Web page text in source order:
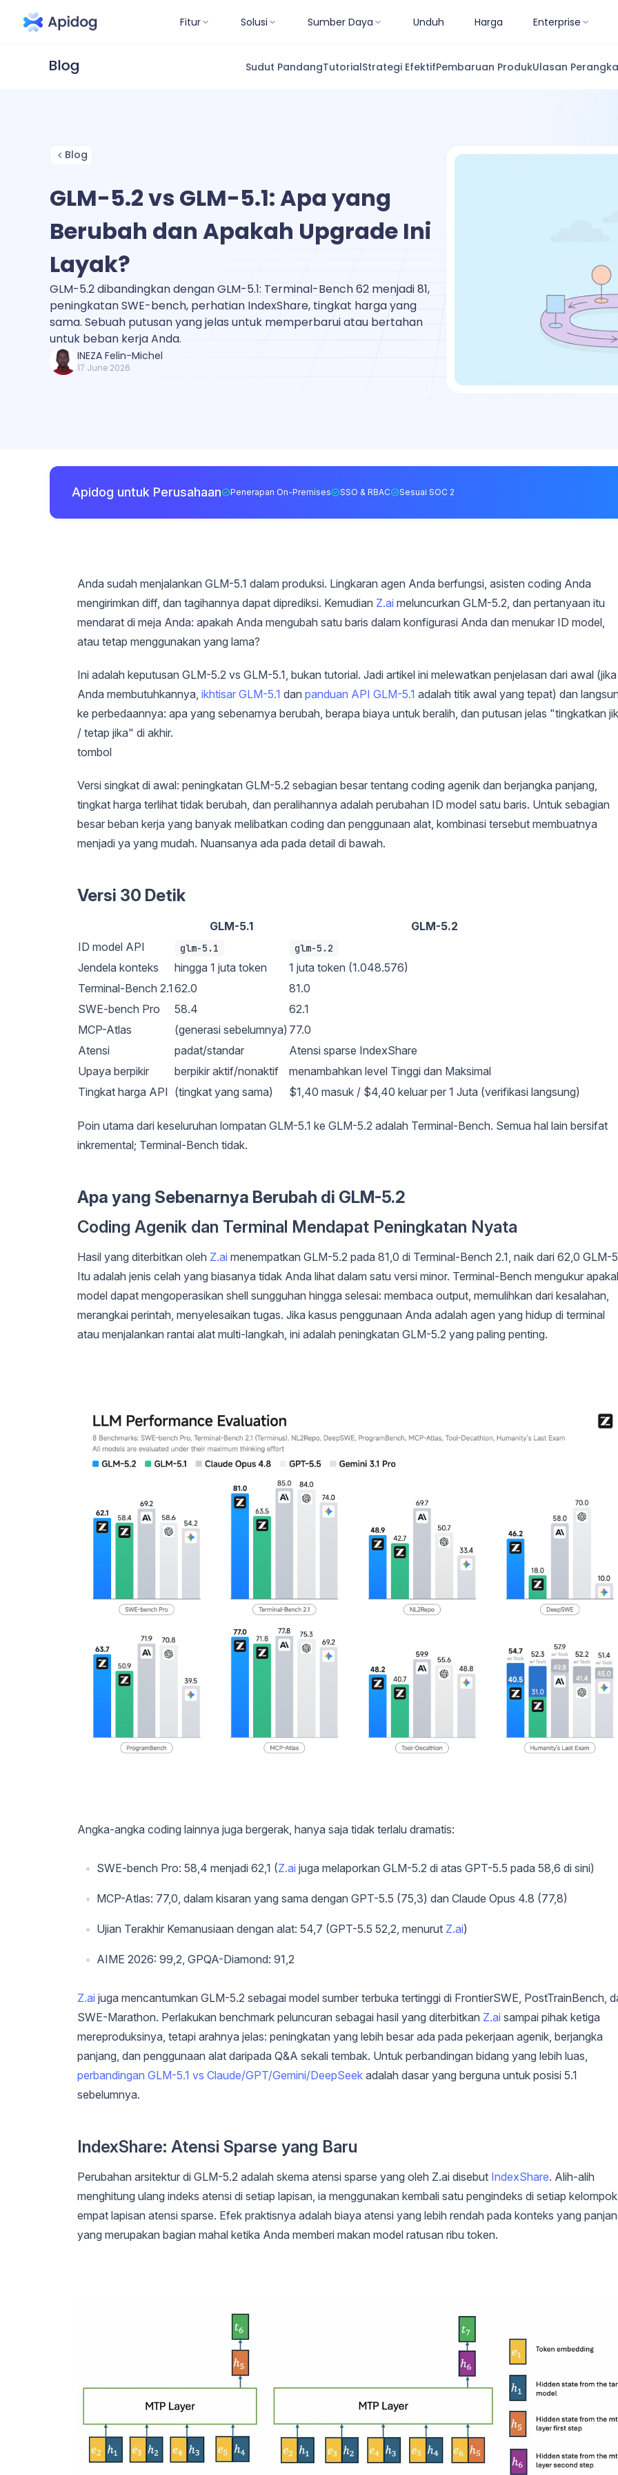
Fitur Solusi Sumber Daya Unduh Harga Enterprise
Sudut PandangTutorialStrategi EfektifPembaruan ProdukUlasan
Blog
GLM-5.2 vs GLM-5.1: Apa yang
Berubah dan Apakah Upgrade Ini
Layak?
GLM-5.2 dibandingkan dengan GLM-5.1: Terminal-Bench 62 menjadi 81,
peningkatan SWE-bench, perhatian IndexShare, tingkat harga yang
sama. Sebuah putusan yang jelas untuk memperbarui atau bertahan
untuk beban kerja Anda.
INEZA Felin-Michel
17 June 2026
Apidog untuk Perusahaan Penerapan On-Premises SSO & RBAC Sesuai SOC 2
Anda sudah menjalankan GLM-5.1 dalam produksi. Lingkaran agen Anda berfungsi, asisten coding Anda
mengirimkan diff, dan tagihannya dapat diprediksi. Kemudian Z.ai meluncurkan GLM-5.2, dan pertanyaan itu
mendarat di meja Anda: apakah Anda mengubah satu baris dalam konfigurasi Anda dan menukar ID model,
atau tetap menggunakan yang lama?
Ini adalah keputusan GLM-5.2 vs GLM-5.1, bukan tutorial. Jadi artikel ini melewatkan penjelasan dari awal (jika
Anda membutuhkannya, ikhtisar GLM-5.1 dan panduan API GLM-5.1 adalah titik awal yang tepat) dan
ke perbedaannya: apa yang sebenarnya berubah, berapa biaya untuk beralih, dan putusan jelas "tingkatkan
/ tetap jika" di akhir.
tombol
Versi singkat di awal: peningkatan GLM-5.2 sebagian besar tentang coding agenik dan berjangka panjang,
tingkat harga terlihat tidak berubah, dan peralihannya adalah perubahan ID model satu baris. Untuk sebagian
besar beban kerja yang banyak melibatkan coding dan penggunaan alat, kombinasi tersebut membuatnya
menjadi ya yang mudah. Nuansanya ada pada detail di bawah.
Versi 30 Detik
GLM-5.1
GLM-5.2
ID model API
glm-5.1 glm-5.2
Jendela konteks hingga 1 juta token
1 juta token (1.048.576)
Terminal-Bench 2.162.0
81.0
SWE-bench Pro
58.4
62.1
MCP-Atlas
(generasi sebelumnya) 77.0
Atensi
padat/standar
Atensi sparse IndexShare
Upaya berpikir
berpikir aktif/nonaktif
menambahkan level Tinggi dan Maksimal
Tingkat harga API (tingkat yang sama) $1,40 masuk / $4,40 keluar per 1 Juta (verifikasi langsung)
Poin utama dari keseluruhan lompatan GLM-5.1 ke GLM-5.2 adalah Terminal-Bench. Semua hal lain bersifat
inkremental; Terminal-Bench tidak.
Apa yang Sebenarnya Berubah di GLM-5.2
Coding Agenik dan Terminal Mendapat Peningkatan Nyata
Hasil yang diterbitkan oleh Z.ai menempatkan GLM-5.2 pada 81,0 di Terminal-Bench 2.1, naik dari 62,0 GLM-
Itu adalah jenis celah yang biasanya tidak Anda lihat dalam satu versi minor. Terminal-Bench mengukur
model dapat mengoperasikan shell sungguhan hingga selesai: membaca output, memulihkan dari kesalahan,
merangkai perintah, menyelesaikan tugas. Jika kasus penggunaan Anda adalah agen yang hidup di terminal
atau menjalankan rantai alat multi-langkah, ini adalah peningkatan GLM-5.2 yang paling penting.
Angka-angka coding lainnya juga bergerak, hanya saja tidak terlalu dramatis:
SWE-bench Pro: 58,4 menjadi 62,1 (Z.ai juga melaporkan GLM-5.2 di atas GPT-5.5 pada 58,6 di sini)
MCP-Atlas: 77,0, dalam kisaran yang sama dengan GPT-5.5 (75,3) dan Claude Opus 4.8 (77,8)
Ujian Terakhir Kemanusiaan dengan alat: 54,7 (GPT-5.5 52,2, menurut Z.ai)
AIME 2026: 99,2, GPQA-Diamond: 91,2
Z.ai juga mencantumkan GLM-5.2 sebagai model sumber terbuka tertinggi di FrontierSWE, PostTrainBench,
SWE-Marathon. Perlakukan benchmark peluncuran sebagai hasil yang diterbitkan Z.ai sampai pihak ketiga
mereproduksinya, tetapi arahnya jelas: peningkatan yang lebih besar ada pada pekerjaan agenik, berjangka
panjang, dan penggunaan alat daripada Q&A sekali tembak. Untuk perbandingan bidang yang lebih luas,
perbandingan GLM-5.1 vs Claude/GPT/Gemini/DeepSeek adalah dasar yang berguna untuk posisi 5.1
sebelumnya.
IndexShare: Atensi Sparse yang Baru
Perubahan arsitektur di GLM-5.2 adalah skema atensi sparse yang oleh Z.ai disebut IndexShare. Alih-alih
menghitung ulang indeks atensi di setiap lapisan, ia menggunakan kembali satu pengindeks di setiap kelompok
empat lapisan atensi sparse. Efek praktisnya adalah biaya atensi yang lebih rendah pada konteks yang
yang merupakan bagian mahal ketika Anda memberi makan model ratusan ribu token.